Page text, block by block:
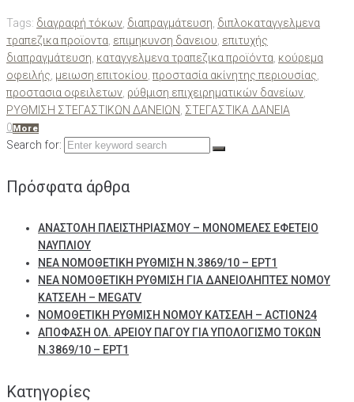
Tags: διαγραφή τόκων διαπραγμάτευση διπλοκαταγγελμενα
τραπεζικα προϊοντα επιμηκυνση δανειου επιτυχής
διαπραγμάτευση καταγγελμενα τραπεζικα προϊόντα κούρεμα
οφειλής μειωση επιτοκίου προστασία ακίνητης περιουσίας
προστασια οφειλετων ρύθμιση επιχειρηματικών δανείων
ΡΥΘΜΙΣΗ ΣΤΕΓΑΣΤΙΚΩΝ ΔΑΝΕΙΩΝ ΣΤΕΓΑΣΤΙΚΑ ΔΑΝΕΙΑ
0 More
Search for:
Πρόσφατα άρθρα
ΑΝΑΣΤΟΛΗ ΠΛΕΙΣΤΗΡΙΑΣΜΟΥ – ΜΟΝΟΜΕΛΕΣ ΕΦΕΤΕΙΟ
ΝΑΥΠΛΙΟΥ
ΝΕΑ ΝΟΜΟΘΕΤΙΚΗ ΡΥΘΜΙΣΗ Ν.3869/10 – ΕΡΤ1
ΝΕΑ ΝΟΜΟΘΕΤΙΚΗ ΡΥΘΜΙΣΗ ΓΙΑ ΔΑΝΕΙΟΛΗΠΤΕΣ ΝΟΜΟΥ
ΚΑΤΣΕΛΗ – MEGATV
ΝΟΜΟΘΕΤΙΚΗ ΡΥΘΜΙΣΗ ΝΟΜΟΥ ΚΑΤΣΕΛΗ – ACTION24
ΑΠΟΦΑΣΗ ΟΛ. ΑΡΕΙΟΥ ΠΑΓΟΥ ΓΙΑ ΥΠΟΛΟΓΙΣΜΟ ΤΟΚΩΝ
Ν.3869/10 – ΕΡΤ1
Kατηγορίες